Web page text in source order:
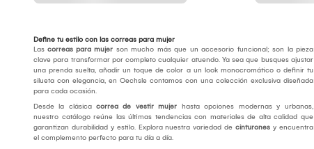
Define tu estilo con las correas para mujer
Las correas para mujer son mucho más que un accesorio funcional; son la pieza
clave para transformar por completo cualquier atuendo. Ya sea que busques ajustar
una prenda suelta, añadir un toque de color a un look monocromático o definir tu
silueta con elegancia, en Oechsle contamos con una colección exclusiva diseñada
para cada ocasión.
Desde la clásica correa de vestir mujer hasta opciones modernas y urbanas,
nuestro catálogo reúne las últimas tendencias con materiales de alta calidad que
garantizan durabilidad y estilo. Explora nuestra variedad de cinturones y encuentra
el complemento perfecto para tu día a día.